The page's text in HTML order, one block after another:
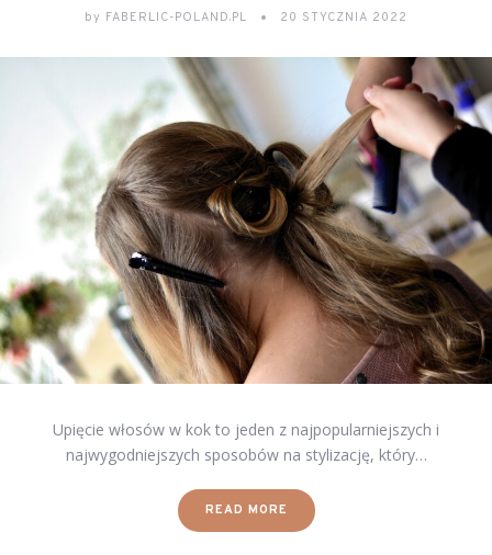
by FABERLIC-POLAND.PL 20 STYCZNIA 2022
Upięcie włosów w kok to jeden z najpopularniejszych i
najwygodniejszych sposobów na stylizację, który…
READ MORE